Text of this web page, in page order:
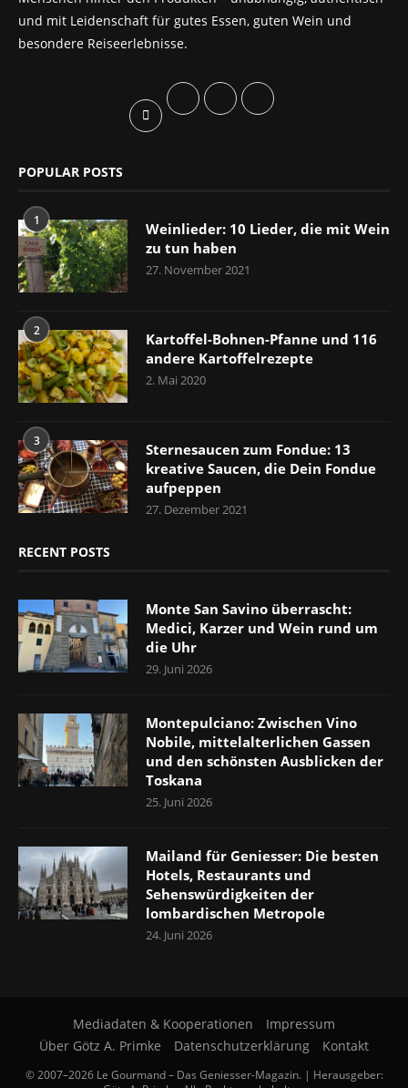
und mit Leidenschaft für gutes Essen, guten Wein und
besondere Reiseerlebnisse.
POPULAR POSTS
1
Weinlieder: 10 Lieder, die mit Wein
zu tun haben
27. November 2021
2
Kartoffel-Bohnen-Pfanne und 116
andere Kartoffelrezepte
2. Mai 2020
3
Sternesaucen zum Fondue: 13
kreative Saucen, die Dein Fondue
aufpeppen
27. Dezember 2021
RECENT POSTS
Monte San Savino überrascht:
Medici, Karzer und Wein rund um
die Uhr
29. Juni 2026
Montepulciano: Zwischen Vino
Nobile, mittelalterlichen Gassen
und den schönsten Ausblicken der
Toskana
25. Juni 2026
Mailand für Geniesser: Die besten
Hotels, Restaurants und
Sehenswürdigkeiten der
lombardischen Metropole
24. Juni 2026
Mediadaten & Kooperationen
Impressum
Über Götz A. Primke
Datenschutzerklärung Kontakt
© 2007–2026 Le Gourmand – Das Geniesser-Magazin. | Herausgeber: